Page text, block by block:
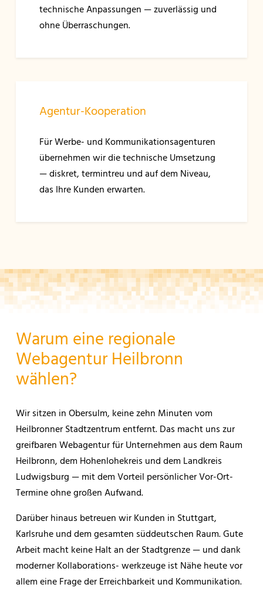
technische Anpassungen — zuverlässig und
ohne Überraschungen.
Agentur-Kooperation
Für Werbe- und Kommunikationsagenturen
übernehmen wir die technische Umsetzung
— diskret, termintreu und auf dem Niveau,
das Ihre Kunden erwarten.
Warum eine regionale
Webagentur Heilbronn
wählen?
Wir sitzen in Obersulm, keine zehn Minuten vom
Heilbronner Stadtzentrum entfernt. Das macht uns zur
greifbaren Webagentur für Unternehmen aus dem Raum
Heilbronn, dem Hohenlohekreis und dem Landkreis
Ludwigsburg — mit dem Vorteil persönlicher Vor-Ort-
Termine ohne großen Aufwand.
Darüber hinaus betreuen wir Kunden in Stuttgart,
Karlsruhe und dem gesamten süddeutschen Raum. Gute
Arbeit macht keine Halt an der Stadtgrenze — und dank
moderner Kollaborations- werkzeuge ist Nähe heute vor
allem eine Frage der Erreichbarkeit und Kommunikation.